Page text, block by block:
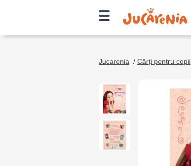
Jucarenia / Cărți pentru copii